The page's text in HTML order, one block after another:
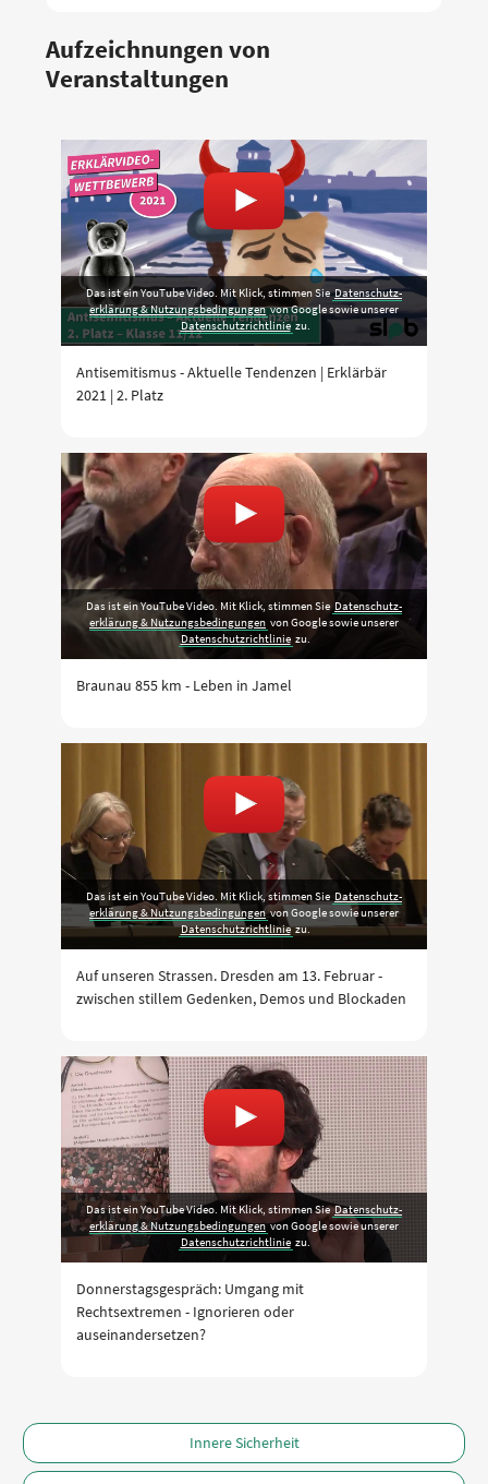
Aufzeichnungen von
Veranstaltungen
Das ist ein YouTube Video. Mit Klick, stimmen SieDaten­schutz­
erklärung & Nutzungs­bedingungenvon Google sowie unserer
Datenschutzrichtliniezu.
Antisemitismus - Aktuelle Tendenzen | Erklärbär
2021 | 2. Platz
Das ist ein YouTube Video. Mit Klick, stimmen Sie Daten­schutz­
erklärung & Nutzungs­bedingungen von Google sowie unserer
Datenschutzrichtlinie zu.
Braunau 855 km - Leben in Jamel
Das ist ein YouTube Video. Mit Klick, stimmen Sie Daten­schutz­
erklärung & Nutzungs­bedingungenvon Google sowie unserer
Datenschutzrichtliniezu.
Auf unseren Strassen. Dresden am 13. Februar -
zwischen stillem Gedenken, Demos und Blockaden
Das ist ein YouTube Video. Mit Klick, stimmen SieDaten­schutz­
erklärung & Nutzungs­bedingungenvon Google sowie unserer
Datenschutzrichtlinie zu.
Donnerstagsgespräch: Umgang mit
Rechtsextremen - Ignorieren oder
auseinandersetzen?
Innere Sicherheit